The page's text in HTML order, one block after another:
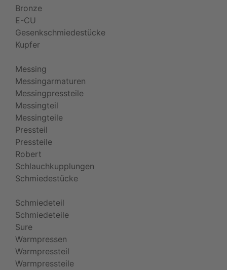
Bronze
E-CU
Gesenkschmiedestücke
Kupfer
Messing
Messingarmaturen
Messingpressteile
Messingteil
Messingteile
Pressteil
Pressteile
Robert
Schlauchkupplungen
Schmiedestücke
Schmiedeteil
Schmiedeteile
Sure
Warmpressen
Warmpressteil
Warmpressteile